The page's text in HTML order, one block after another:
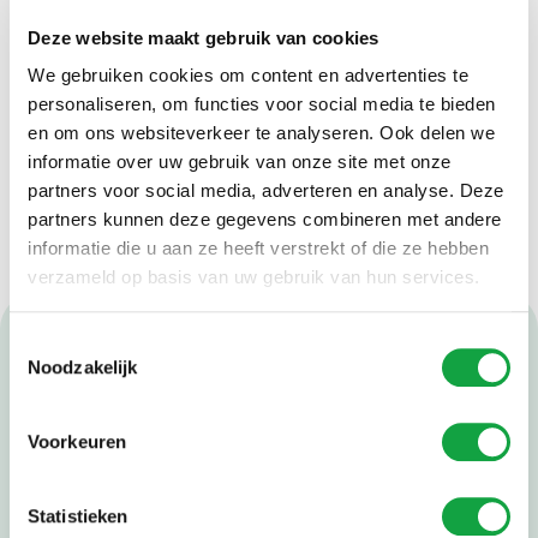
Deze website maakt gebruik van cookies
We gebruiken cookies om content en advertenties te
personaliseren, om functies voor social media te bieden
en om ons websiteverkeer te analyseren. Ook delen we
informatie over uw gebruik van onze site met onze
partners voor social media, adverteren en analyse. Deze
partners kunnen deze gegevens combineren met andere
informatie die u aan ze heeft verstrekt of die ze hebben
verzameld op basis van uw gebruik van hun services.
Noodzakelijk
Voorkeuren
Statistieken
Melissa
GZ Psycholoog
Voorwaarden & Reglementen